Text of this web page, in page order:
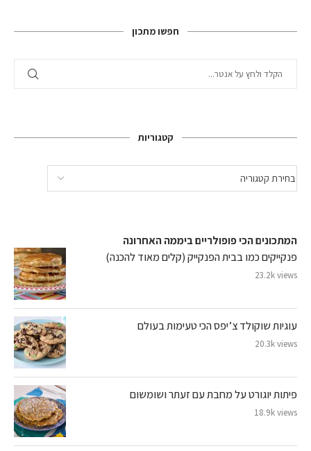
חפשו מתכון
קטגוריות
המתכונים הכי פופולריים ביממה האחרונה
פנקייקים כמו בבית הפנקייק (קלים מאוד להכנה)
23.2k views
עוגיות שוקולד צ’יפס הכי טעימות בעולם
20.3k views
פיתות יוגורט על מחבת עם זעתר ושומשום
18.9k views